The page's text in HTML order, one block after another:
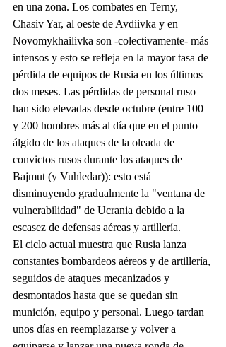
en una zona. Los combates en Terny,
Chasiv Yar, al oeste de Avdiivka y en
Novomykhailivka son -colectivamente- más
intensos y esto se refleja en la mayor tasa de
pérdida de equipos de Rusia en los últimos
dos meses. Las pérdidas de personal ruso
han sido elevadas desde octubre (entre 100
y 200 hombres más al día que en el punto
álgido de los ataques de la oleada de
convictos rusos durante los ataques de
Bajmut (y Vuhledar)): esto está
disminuyendo gradualmente la "ventana de
vulnerabilidad" de Ucrania debido a la
escasez de defensas aéreas y artillería.
El ciclo actual muestra que Rusia lanza
constantes bombardeos aéreos y de artillería,
seguidos de ataques mecanizados y
desmontados hasta que se quedan sin
munición, equipo y personal. Luego tardan
unos días en reemplazarse y volver a